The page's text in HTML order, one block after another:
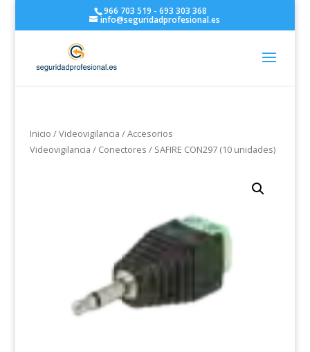
966 703 519 - 693 303 368
info@seguridadprofesional.es
Inicio /Videovigilancia /Accesorios
Videovigilancia / Conectores / SAFIRE CON297 (10 unidades)